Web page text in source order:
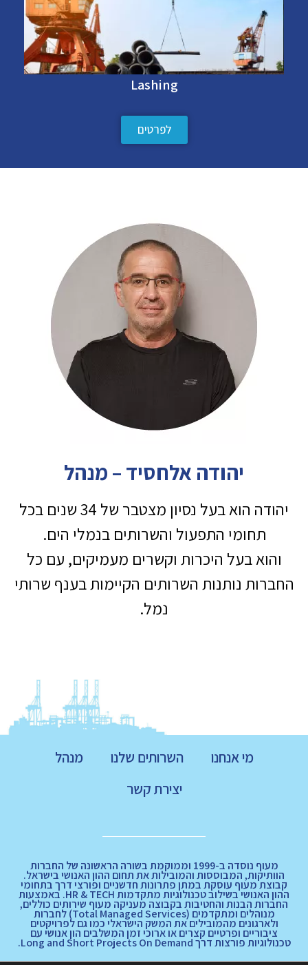
Lashing
לפרטים
יהודה אלחסיד – מנהל
יהודה הוא בעל נסיון מצטבר של 34 שנים בכל
תחומי התפעול והשרותים בנמלי הים.
והוא בעל היכרות וקשרים מעמיקים, עם כל
החברות נותנות השרותים הקיימות בענף שרותי
נמל.
מי אנחנו השרותים שלנו
מנהל
יצירת קשר
מעוף נוסדה ב-1999 וממוקמת בשורה הראשונה של החברות
הוותיקות, המבוססות והמובילות את תחום ההון האנושי בישראל.
קבוצת מעוף עוסקת במתן פתרונות חדשניים ופורצי דרך בתחומי
ההון האנושי בשילוב טכנולוגיות מתקדמות HR & TECH. באמצעות
החברות הבנות והחטיבות בקבוצה מעניקה מעוף שירותים כוללים,
מנוהלים ומתקדמים (Total Managed Services) לחברות
ולארגונים מהמובילים את המשק הישראלי כמו גם לפרויקטים
ציבוריים ופרטיים קצרים או ארוכי זמן המשלבים הון אנושי עם
טכנולוגיות פורצות דרך Long and Short Projects On Demand.